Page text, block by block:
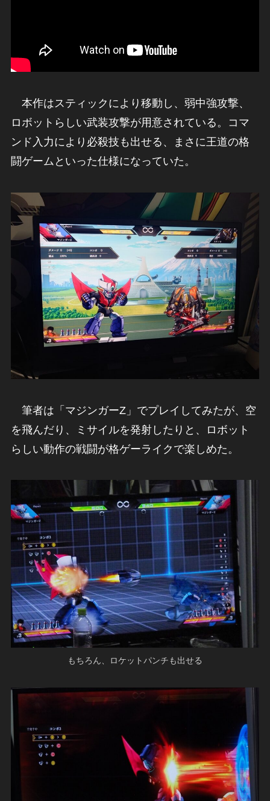
本作はスティックにより移動し、弱中強攻撃、
ロボットらしい武装攻撃が用意されている。コマ
ンド入力により必殺技も出せる、まさに王道の格
闘ゲームといった仕様になっていた。
筆者は「マジンガーZ」でプレイしてみたが、空
を飛んだり、ミサイルを発射したりと、ロボット
らしい動作の戦闘が格ゲーライクで楽しめた。
もちろん、ロケットパンチも出せる